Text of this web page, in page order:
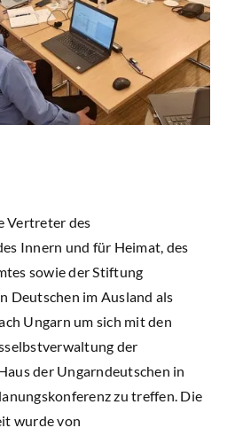
Vertreter des
Innern und für Heimat, des
sowie der Stiftung
Deutschen im Ausland als
Ungarn um sich mit den
der
der Ungarndeutschen in
zu treffen. Die
wurde von